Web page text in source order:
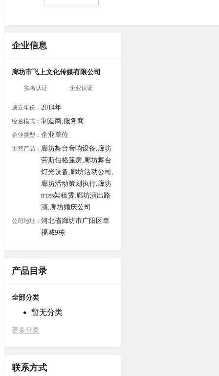
企业信息
廊坊市飞上文化传媒有限公司
实名认证 企业认证
成立年份： 2014年
经营模式： 制造商,服务商
企业类型： 企业单位
主营产品： 廊坊舞台音响设备,廊坊
劳斯伯格篷房,廊坊舞台
灯光设备,廊坊活动公司,
廊坊活动策划执行,廊坊
truss架租赁,廊坊演出路
演,廊坊婚庆公司
公司地址： 河北省廊坊市广阳区幸
福城9栋
产品目录
全部分类
暂无分类
更多分类
联系方式